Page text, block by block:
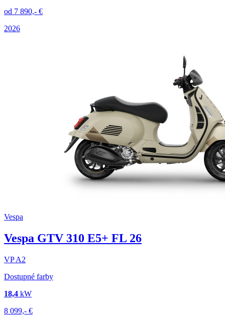
od 7 890,- €
2026
Vespa
Vespa GTV 310 E5+ FL 26
VPA2
Dostupné farby
18,4 kW
8 099,- €